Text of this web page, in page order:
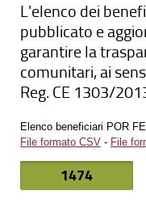
L'elenco dei
pubblicato e
garantire la
comunitari, ai
Reg. CE 1303/
Elenco beneficiari POR
File formato CSV - File
1474